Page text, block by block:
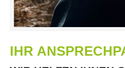
IHR